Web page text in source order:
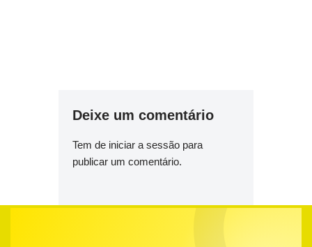
Deixe um comentário
Tem de iniciar a sessão para
publicar um comentário.